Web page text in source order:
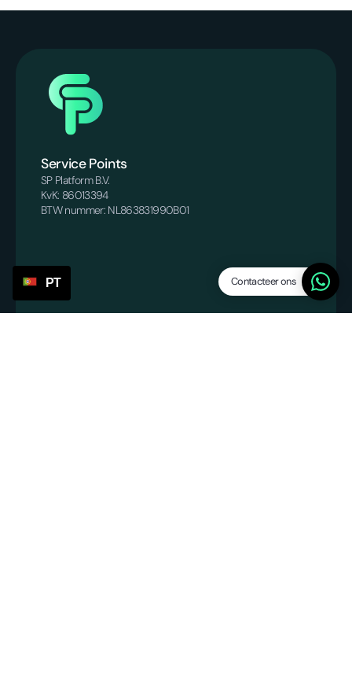
Contacteer ons
Service Points
SP Platform B.V.
KvK: 86013394
BTW nummer: NL863831990B01
PT